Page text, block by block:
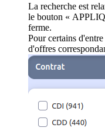
La recherche est
le bouton «
ferme.
Pour certains
d'offres